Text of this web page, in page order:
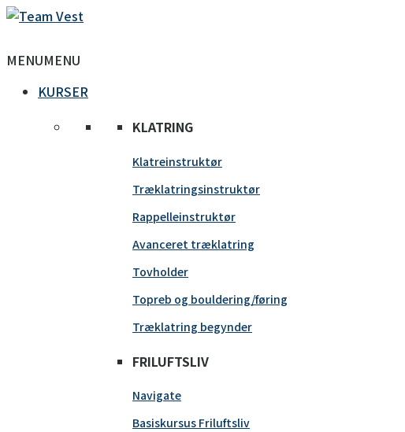
MENUMENU
KURSER
KLATRING
Klatreinstruktør
Træklatringsinstruktør
Rappelleinstruktør
Avanceret træklatring
Tovholder
Topreb og bouldering/føring
Træklatring begynder
FRILUFTSLIV
Navigate
Basiskursus Friluftsliv